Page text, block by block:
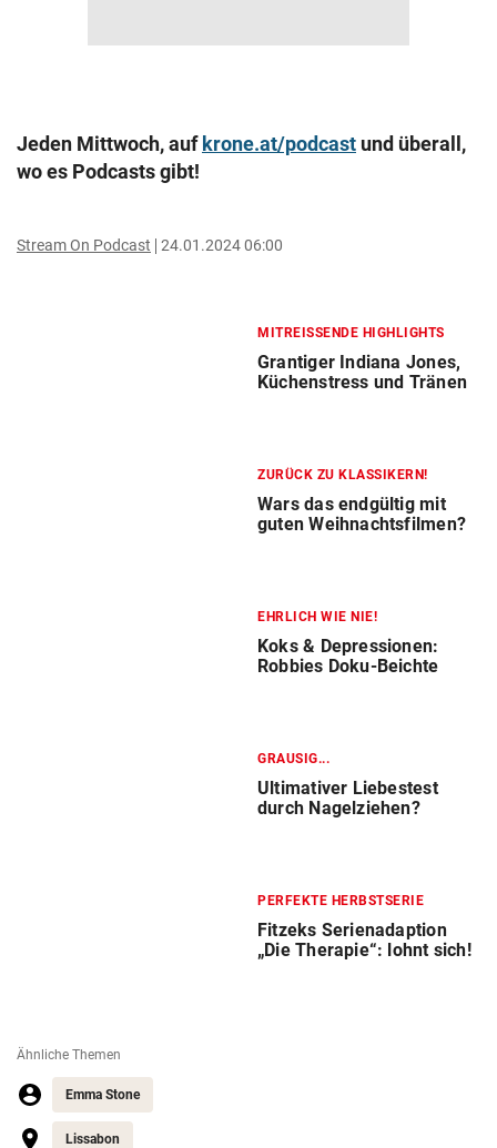
Jeden Mittwoch, auf krone.at/podcast und überall,
wo es Podcasts gibt!
Stream On Podcast 24.01.2024 06:00
MITREISSENDE HIGHLIGHTS
Grantiger Indiana Jones,
Küchenstress und Tränen
ZURÜCK ZU KLASSIKERN!
Wars das endgültig mit
guten Weihnachtsfilmen?
EHRLICH WIE NIE!
Koks & Depressionen:
Robbies Doku-Beichte
GRAUSIG...
Ultimativer Liebestest
durch Nagelziehen?
PERFEKTE HERBSTSERIE
Fitzeks Serienadaption
„Die Therapie“: lohnt sich!
Ähnliche Themen
Emma Stone
Lissabon